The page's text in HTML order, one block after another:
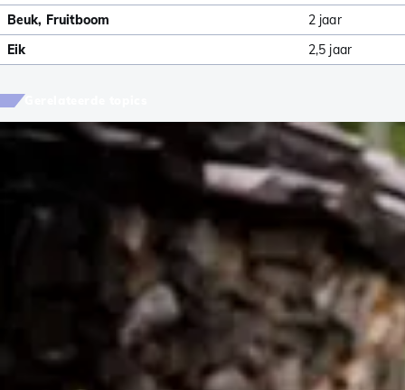
Beuk, Fruitboom
2 jaar
Eik
2,5 jaar